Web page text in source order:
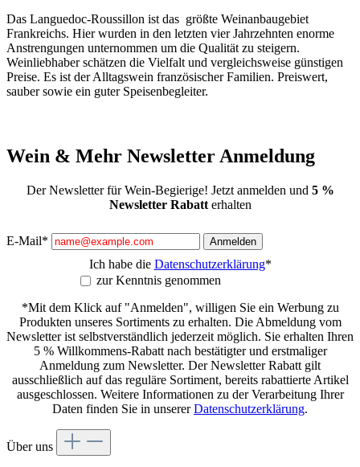
Das Languedoc-Roussillon ist das größte Weinanbaugebiet
Frankreichs. Hier wurden in den letzten vier Jahrzehnten enorme
Anstrengungen unternommen um die Qualität zu steigern.
Weinliebhaber schätzen die Vielfalt und vergleichsweise günstigen
Preise. Es ist der Alltagswein französischer Familien. Preiswert,
sauber sowie ein guter Speisenbegleiter.
Wein & Mehr Newsletter Anmeldung
Der Newsletter für Wein-Begierige! Jetzt anmelden und 5 %
Newsletter Rabatterhalten
E-Mail* Anmelden
Ich habe die Datenschutzerklärung*
zur Kenntnis genommen
*Mit dem Klick auf "Anmelden", willigen Sie ein Werbung zu
Produkten unseres Sortiments zu erhalten. Die Abmeldung vom
Newsletter ist selbstverständlich jederzeit möglich. Sie erhalten Ihren
5 % Willkommens-Rabatt nach bestätigter und erstmaliger
Anmeldung zum Newsletter. Der Newsletter Rabatt gilt
ausschließlich auf das reguläre Sortiment, bereits rabattierte Artikel
ausgeschlossen. Weitere Informationen zu der Verarbeitung Ihrer
Daten finden Sie in unsererDatenschutzerklärung.
Über uns